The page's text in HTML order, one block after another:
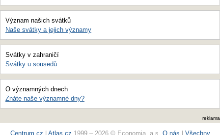
Význam našich svátků
Naše svátky a jejich významy
Svátky v zahraničí
Svátky u sousedů
O významných dnech
Znáte naše významné dny?
reklama
Centrum.cz Atlas.cz 1999 – 2026 © Economia, a.s. O nás Všechny